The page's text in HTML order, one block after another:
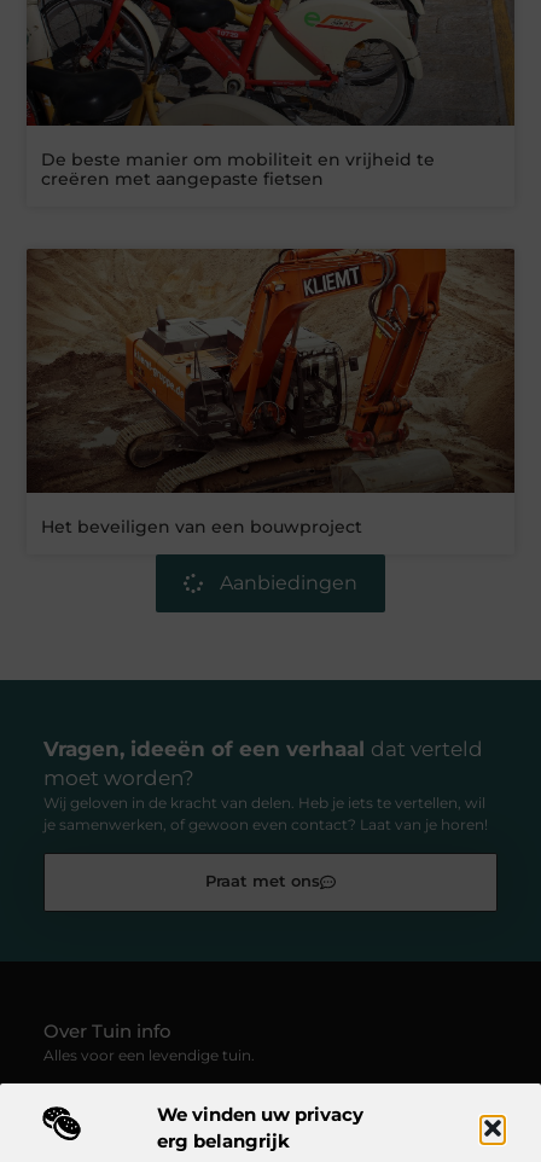
We vinden uw privacy
erg belangrijk
De beste manier om mobiliteit en vrijheid te
creëren met aangepaste fietsen
Het beveiligen van een bouwproject
Aanbiedingen
Vragen, ideeën of een verhaal dat verteld
moet worden?
Wij geloven in de kracht van delen. Heb je iets te vertellen, wil
je samenwerken, of gewoon even contact? Laat van je horen!
Praat met ons
Over Tuin info
Alles voor een levendige tuin.
inspiratie, praktische tips en creatieve ideeën voor
tuinliefhebbers. Ontdek hoe je van elke buitenruimte een plek